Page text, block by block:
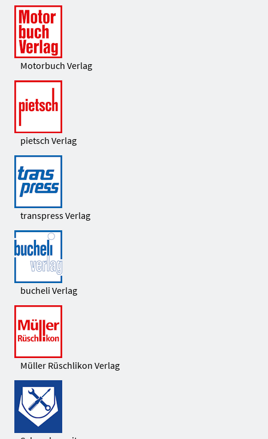
Motorbuch Verlag
pietsch Verlag
transpress Verlag
bucheli Verlag
Müller Rüschlikon Verlag